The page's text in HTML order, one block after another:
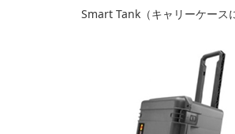
Smart Tank（キャリーケース